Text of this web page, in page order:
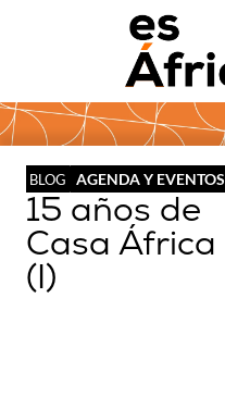
BLOG AGENDA Y EVENTOS
15 años de
Casa África
(I)